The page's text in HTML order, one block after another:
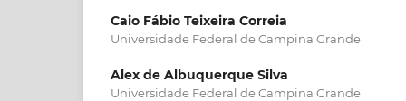
Caio Fábio Teixeira Correia
Universidade Federal de Campina Grande
Alex de Albuquerque Silva
Universidade Federal de Campina Grande